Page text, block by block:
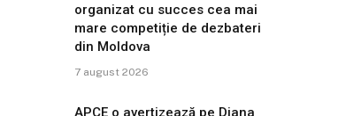
organizat cu succes cea mai
mare competiție de dezbateri
din Moldova
7 august 2026
APCE o avertizează pe Diana